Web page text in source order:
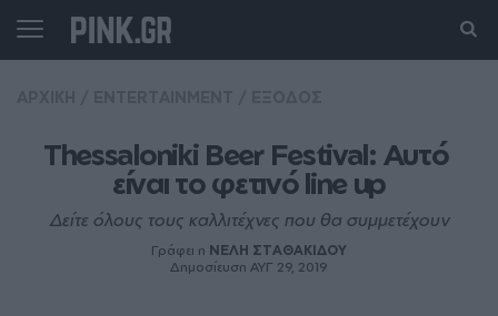
Thessaloniki Beer Festival: Αυτό
είναι το φετινό line up
Δείτε όλους τους καλλιτέχνες που θα συμμετέχουν
Γράφει η ΝΕΛΗ ΣΤΑΘΑΚΙΔΟΥ
Δημοσίευση ΑΥΓ 29, 2019